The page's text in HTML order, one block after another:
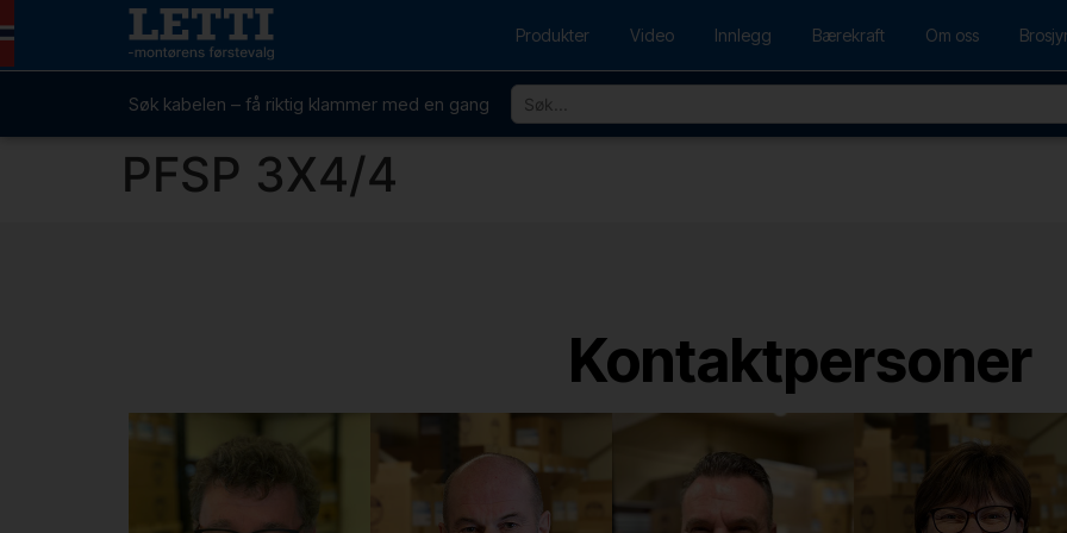
Produkter Video Innlegg Bærekraft Om oss
Søk kabelen – få riktig klammer med en gang
PFSP 3X4/4
Kontaktpersoner